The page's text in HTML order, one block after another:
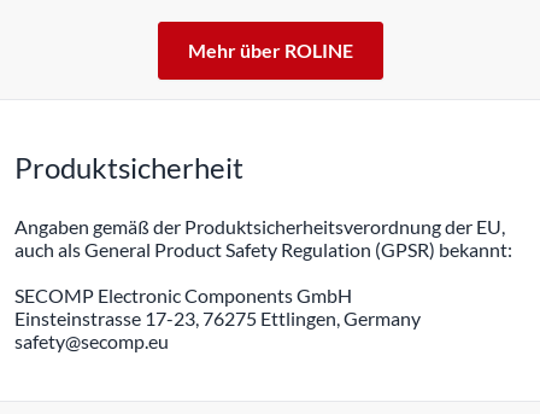
Mehr über ROLINE
Produktsicherheit
Angaben gemäß der Produktsicherheitsverordnung der EU,
auch als General Product Safety Regulation (GPSR) bekannt:
SECOMP Electronic Components GmbH
Einsteinstrasse 17-23, 76275 Ettlingen, Germany
safety@secomp.eu